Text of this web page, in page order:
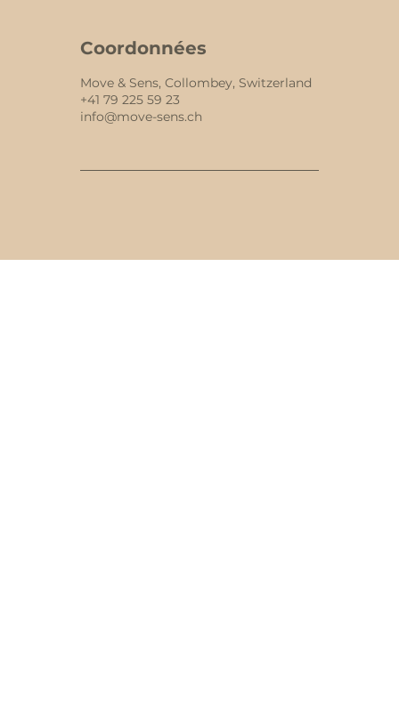
Coordonnées
Move & Sens, Collombey, Switzerland
+41 79 225 59 23
info@move-sens.ch